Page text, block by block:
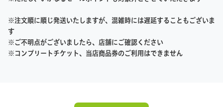
※注文順に順じ発送いたしますが、混雑時には遅延することもございま
す
※ご不明点がございましたら、店舗にご確認ください
※コンプリートチケット、当店商品券のご利用はできません